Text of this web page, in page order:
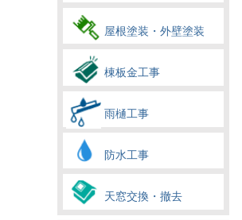
屋根塗装・外壁塗装
棟板金工事
雨樋工事
防水工事
天窓交換・撤去